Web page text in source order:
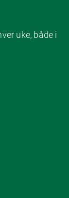
uke, både i